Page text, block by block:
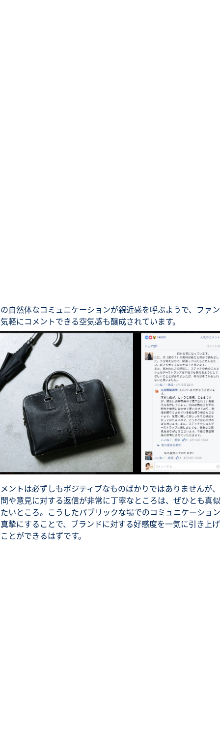
自然体なコミュニケーションが親近感を呼ぶようで、ファン
軽にコメントできる空気感も醸成されています。
ントは必ずしもポジティブなものばかりではありませんが、
や意見に対する返信が非常に丁寧なところは、ぜひとも真似
いところ。こうしたパブリックな場でのコミュニケーション
摯にすることで、ブランドに対する好感度を一気に引き上げ
とができるはずです。